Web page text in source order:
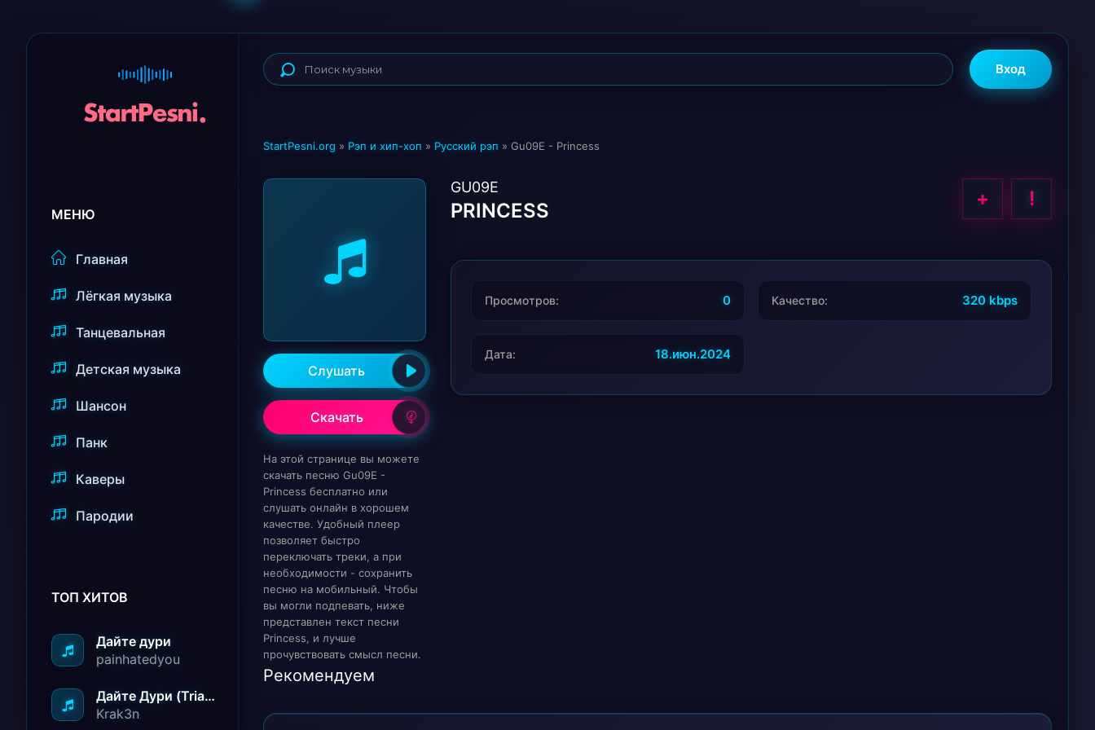
МЕНЮ
Главная
Лёгкая музыка
Танцевальная
Детская музыка
Шансон
Панк
Каверы
Пародии
ТОП ХИТОВ
Дайте дури
painhatedyou
Дайте Дури (Triad Remix)
Krak3n
Вход
StartPesni.org » Рэп и хип-хоп » Русский рэп » Gu09E - Princess
Слушать
Скачать
На этой странице вы можете
скачать песню Gu09E -
Princess бесплатно или
слушать онлайн в хорошем
качестве. Удобный плеер
позволяет быстро
переключать треки, а при
необходимости - сохранить
песню на мобильный. Чтобы
вы могли подпевать, ниже
представлен текст песни
Princess, и лучше
прочувствовать смысл песни.
GU09E
PRINCESS
+ !
Просмотров: 0 Качество: 320 kbps
Дата: 18.июн.2024
Рекомендуем